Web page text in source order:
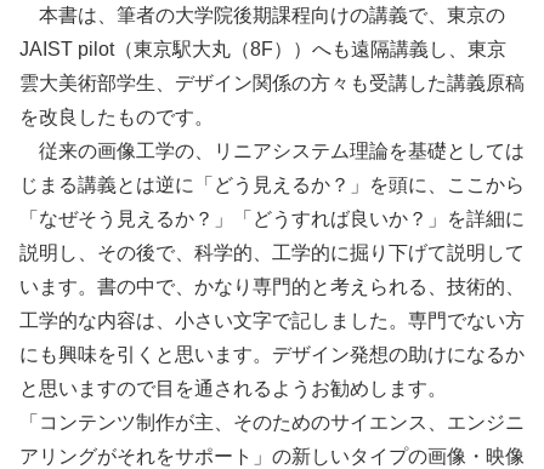
本書は、筆者の大学院後期課程向けの講義で、東京の
JAIST pilot（東京駅大丸（8F））へも遠隔講義し、東京
雲大美術部学生、デザイン関係の方々も受講した講義原稿
を改良したものです。
従来の画像工学の、リニアシステム理論を基礎としては
じまる講義とは逆に「どう見えるか？」を頭に、ここから
「なぜそう見えるか？」「どうすれば良いか？」を詳細に
説明し、その後で、科学的、工学的に掘り下げて説明して
います。書の中で、かなり専門的と考えられる、技術的、
工学的な内容は、小さい文字で記しました。専門でない方
にも興味を引くと思います。デザイン発想の助けになるか
と思いますので目を通されるようお勧めします。
「コンテンツ制作が主、そのためのサイエンス、エンジニ
アリングがそれをサポート」の新しいタイプの画像・映像